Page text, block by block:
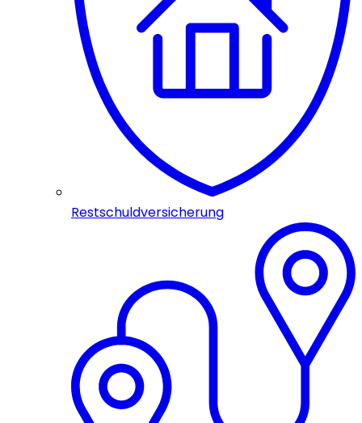
Restschuldversicherung